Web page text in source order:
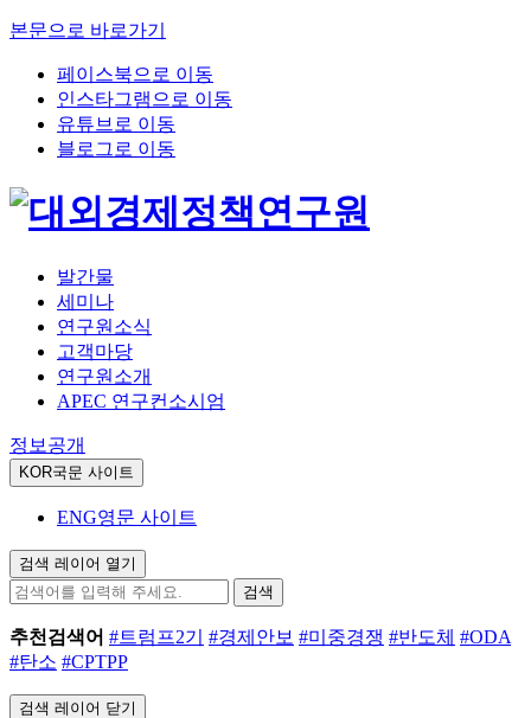
본문으로 바로가기
페이스북으로 이동
인스타그램으로 이동
유튜브로 이동
블로그로 이동
발간물
세미나
연구원소식
고객마당
연구원소개
APEC 연구컨소시엄
정보공개
KOR국문 사이트
ENG영문 사이트
검색 레이어 열기
검색
추천검색어 #트럼프2기 #경제안보 #미중경쟁 #반도체 #ODA
#탄소 #CPTPP
검색 레이어 닫기